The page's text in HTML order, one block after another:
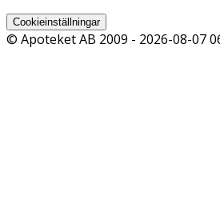
Cookieinställningar
© Apoteket AB 2009 - 2026-08-07